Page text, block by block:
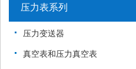
压力表系列
压力变送器
真空表和压力真空表